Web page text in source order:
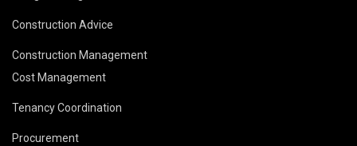
Construction Advice
Construction Management
Cost Management
Tenancy Coordination
Procurement